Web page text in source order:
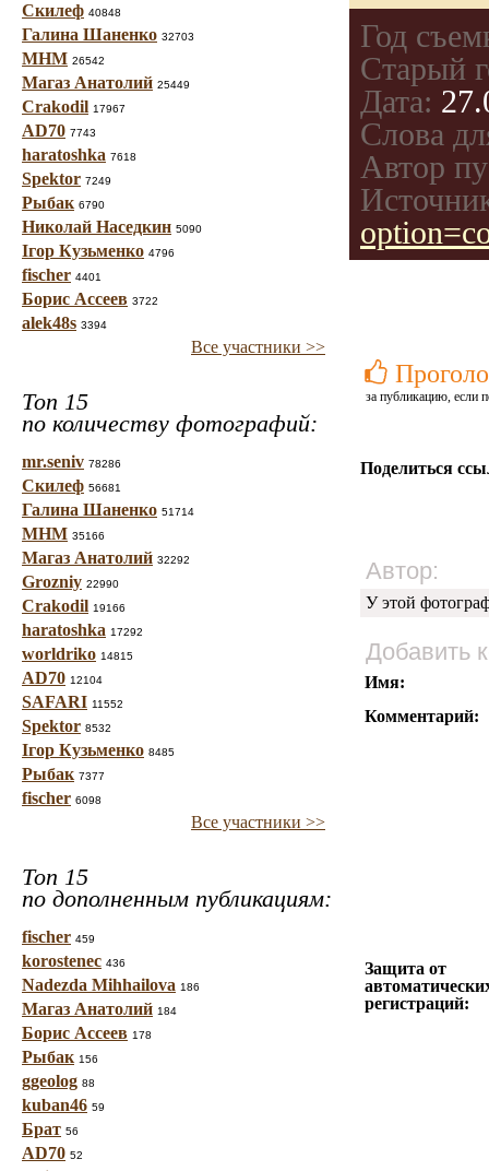
Скилеф 40848
Галина Шаненко 32703
МНМ 26542
Магаз Анатолий 25449
Crakodil 17967
AD70 7743
haratoshka 7618
Spektor 7249
Рыбак 6790
Николай Наседкин 5090
Ігор Кузьменко 4796
fischer 4401
Борис Ассеев 3722
alek48s 3394
Все участники >>
Топ 15
по количеству фотографий:
mr.seniv 78286
Скилеф 56681
Галина Шаненко 51714
МНМ 35166
Магаз Анатолий 32292
Grozniy 22990
Crakodil 19166
haratoshka 17292
worldriko 14815
AD70 12104
SAFARI 11552
Spektor 8532
Ігор Кузьменко 8485
Рыбак 7377
fischer 6098
Все участники >>
Топ 15
по дополненным публикациям:
fischer 459
korostenec 436
Nadezda Mihhailova 186
Магаз Анатолий 184
Борис Ассеев 178
Рыбак 156
ggeolog 88
kuban46 59
Брат 56
AD70 52
Год
Старый
Дата:
Слова
Автор
за публикацию, если
Поделиться
Автор:
У этой
Добавить
Имя:
Комментарий:
Защита от
регистраций: